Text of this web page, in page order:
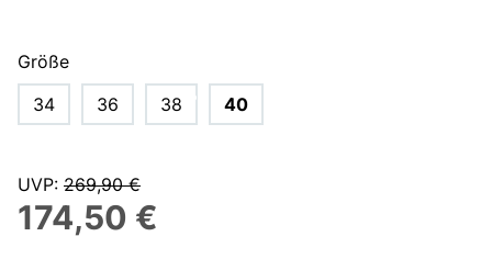
Größe
34
36 38 40
UVP: 269,90 €
174,50 €